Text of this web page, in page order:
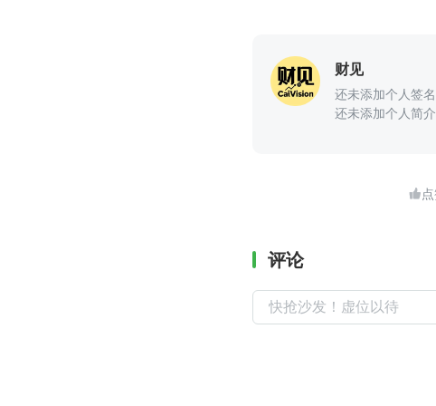
财见
还未添加个人签名
还未添加个人简介

评论